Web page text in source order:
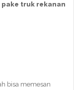
pake truk rekanan
bisa memesan